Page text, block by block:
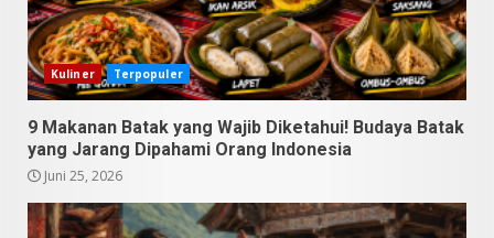
Kuliner Terpopuler
9 Makanan Batak yang Wajib Diketahui! Budaya Batak
yang Jarang Dipahami Orang Indonesia
Juni 25, 2026
6 Mei 4, 2026
7
SUCI Season 11: Finalis Stand
April 23, 2026
9 Tempat Istimewa Sumatera